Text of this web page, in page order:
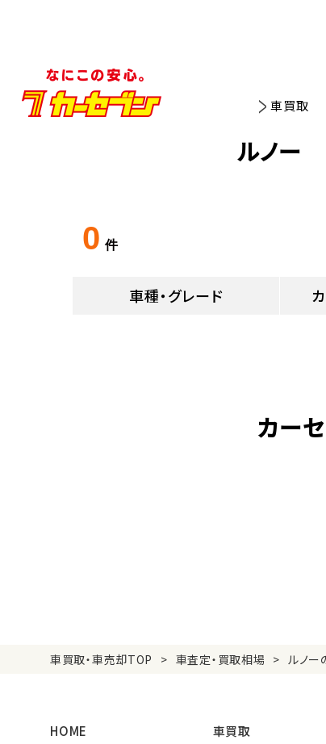
車買取
ルノー
0 件
車種・グレード
カー
車買取・車売却TOP 車査定・買取相場 ルノー
HOME 車買取